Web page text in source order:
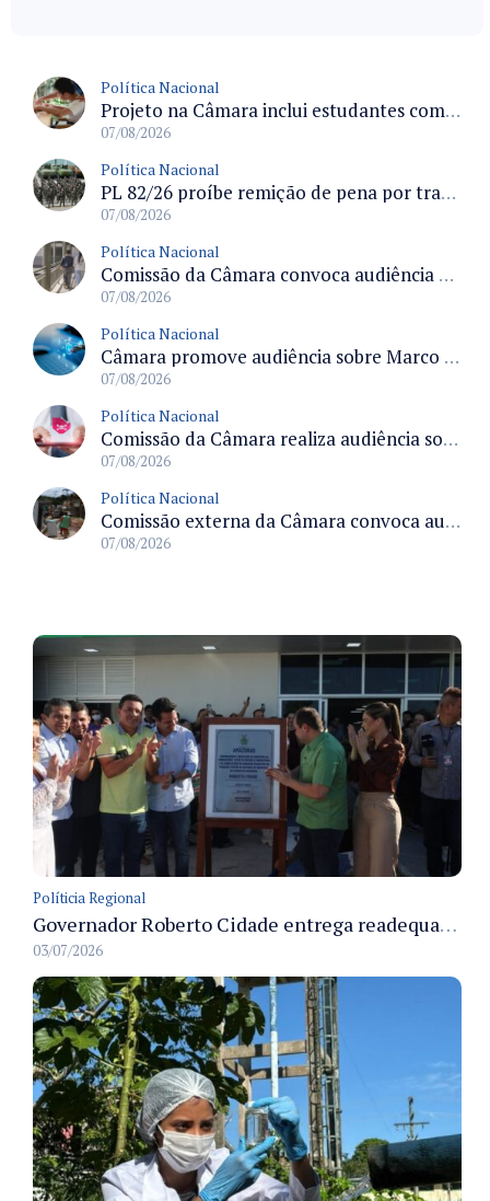
Política Nacional
Projeto na Câmara inclui estudantes com deficiência no regime escolar especial da LDB e estabelece critérios para frequência
07/08/2026
Política Nacional
PL 82/26 proíbe remição de pena por trabalho em funções militares para condenados por crimes contra o Estado Democrático de Direito
07/08/2026
Política Nacional
Comissão da Câmara convoca audiência para discutir misoginia nas escolas e universidades após divulgação de listas misóginas
07/08/2026
Política Nacional
Câmara promove audiência sobre Marco de Fomento à Economia Digital e impactos da inteligência artificial
07/08/2026
Política Nacional
Comissão da Câmara realiza audiência sobre apostas online para medir o tamanho do mercado ilegal
07/08/2026
Política Nacional
Comissão externa da Câmara convoca audiência pública sobre chuvas na Zona da Mata de Minas Gerais e impactos em Juiz de Fora
07/08/2026
Políticia Regional
Governador Roberto Cidade entrega readequação do ambulatório da FCecon e amplia capacidade de atendimento oncológico em Manaus
03/07/2026